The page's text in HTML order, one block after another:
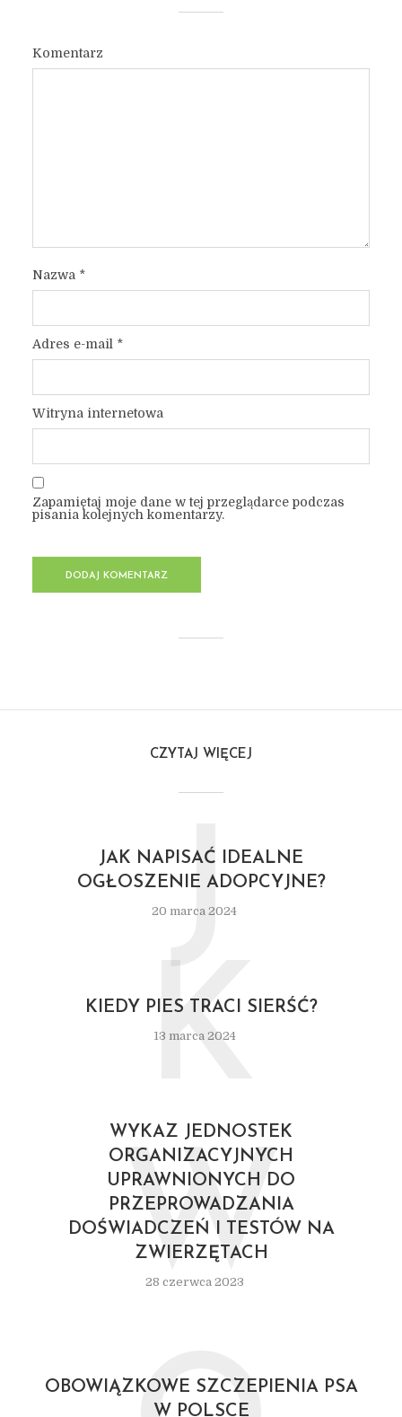
Komentarz
Nazwa *
Adres e-mail *
Witryna internetowa
Zapamiętaj moje dane w tej przeglądarce podczas
pisania kolejnych komentarzy.
CZYTAJ WIĘCEJ
JAK NAPISAĆ IDEALNE
OGŁOSZENIE ADOPCYJNE?
20 marca 2024
J
KIEDY PIES TRACI SIERŚĆ?
13 marca 2024
K
WYKAZ JEDNOSTEK
ORGANIZACYJNYCH
UPRAWNIONYCH DO
PRZEPROWADZANIA
DOŚWIADCZEŃ I TESTÓW NA
ZWIERZĘTACH
28 czerwca 2023
W
OBOWIĄZKOWE SZCZEPIENIA PSA
W POLSCE